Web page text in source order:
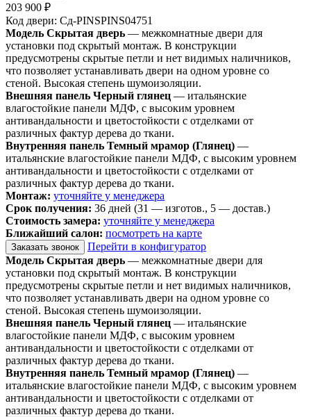
203 900 ₽
Код двери: Сд-PINSPINS04751
Модель Скрытая дверь — межкомнатные двери для
установки под скрытый монтаж. В конструкции
предусмотрены скрытые петли и нет видимых наличников,
что позволяет устанавливать двери на одном уровне со
стеной. Высокая степень шумоизоляции.
Внешняя панель Черный глянец — итальянские
влагостойкие панели МДФ, с высоким уровнем
антивандальности и цветостойкости с отделками от
различных фактур дерева до ткани.
Внутренняя панель Темный мрамор (Глянец) —
итальянские влагостойкие панели МДФ, с высоким уровнем
антивандальности и цветостойкости с отделками от
различных фактур дерева до ткани.
Монтаж: уточняйте у менеджера
Срок получения: 36 дней (31 — изготов., 5 — достав.)
Стоимость замера: уточняйте у менеджера
Ближайший салон: посмотреть на карте
Заказать звонок
Перейти в конфигуратор
Модель Скрытая дверь — межкомнатные двери для
установки под скрытый монтаж. В конструкции
предусмотрены скрытые петли и нет видимых наличников,
что позволяет устанавливать двери на одном уровне со
стеной. Высокая степень шумоизоляции.
Внешняя панель Черный глянец — итальянские
влагостойкие панели МДФ, с высоким уровнем
антивандальности и цветостойкости с отделками от
различных фактур дерева до ткани.
Внутренняя панель Темный мрамор (Глянец) —
итальянские влагостойкие панели МДФ, с высоким уровнем
антивандальности и цветостойкости с отделками от
различных фактур дерева до ткани.